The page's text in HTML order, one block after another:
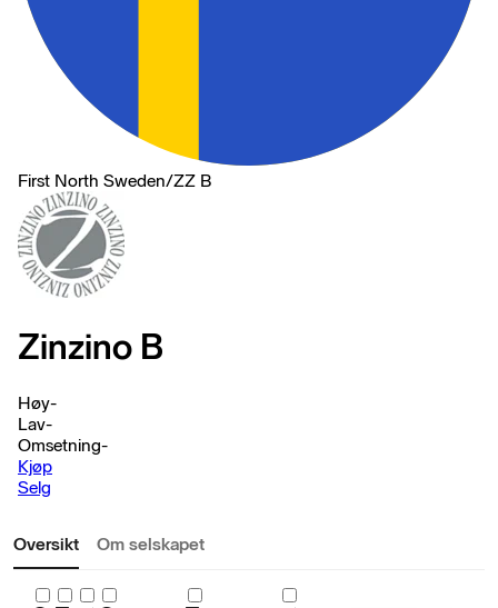
First North Sweden/ZZ B
Zinzino B
Høy-
Lav-
Omsetning-
Kjøp
Selg
Oversikt Om selskapet